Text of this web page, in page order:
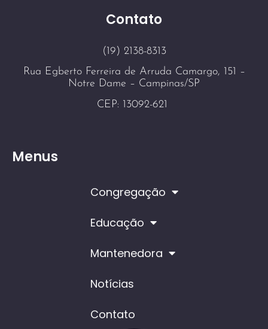
Contato
(19) 2138-8313
Rua Egberto Ferreira de Arruda Camargo, 151 –
Notre Dame – Campinas/SP
CEP: 13092-621
Menus
Congregação
Educação
Mantenedora
Notícias
Contato